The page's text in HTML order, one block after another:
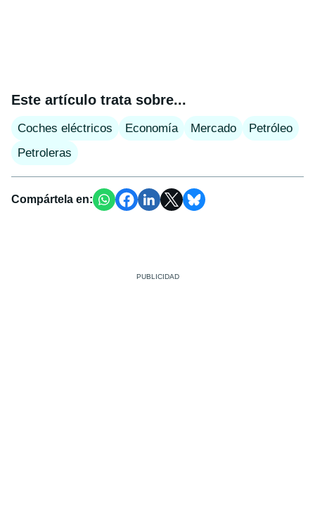
Este artículo trata sobre...
Coches eléctricos Economía Mercado
Petróleo
Petroleras
Compártela en: